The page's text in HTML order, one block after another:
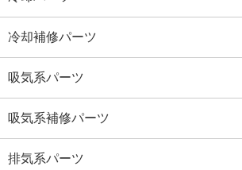
冷却補修パーツ
吸気系パーツ
吸気系補修パーツ
排気系パーツ